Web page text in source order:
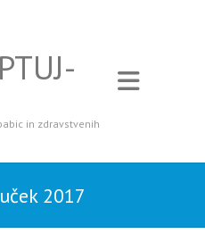
in zdravstvenih
2017